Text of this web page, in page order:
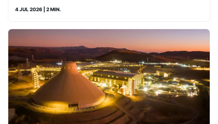
4 JUL 2026 | 2 MIN.